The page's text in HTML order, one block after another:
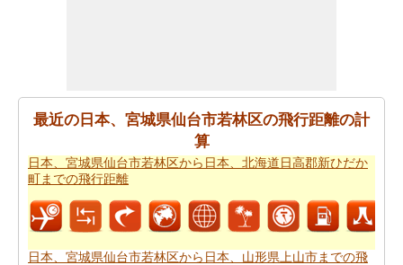
画を作成する必要ですか。 日本、宮城県仙台市若林区か
ら日本、北海道日高郡新ひだか町までの旅行ために私た
ちの旅のプランナーをお試しください。
日本、宮城県仙台市若林区から日本、北海道日高郡新ひ
だか町まで飛行機で旅行をお探しですか。あなたはま
た、日本、宮城県仙台市若林区から日本、北海道日高郡
新ひだか町までの飛行時間を知ることができます。
最近の日本、宮城県仙台市若林区の飛行距離の計
算
日本、宮城県仙台市若林区から日本、北海道日高郡新ひだか
町までの飛行距離
日本、宮城県仙台市若林区から日本、山形県上山市までの飛